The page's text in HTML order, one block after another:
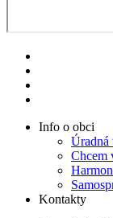
Info o obci
Úradná
Chcem
Kontakty